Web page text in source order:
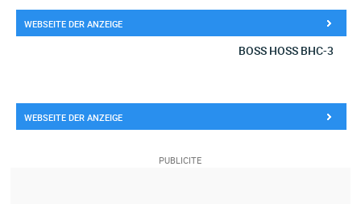
WEBSEITE DER ANZEIGE
BOSS HOSS BHC-3
WEBSEITE DER ANZEIGE